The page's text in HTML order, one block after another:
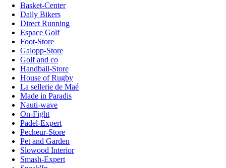
Basket-Center
Daily Bikers
Direct Running
Espace Golf
Foot-Store
Galopp-Store
Golf and co
Handball-Store
House of Rugby
La sellerie de Maé
Made in Paradis
Nauti-wave
On-Fight
Padel-Expert
Pecheur-Store
Pet and Garden
Slowood Interior
Smash-Expert